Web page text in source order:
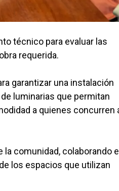
técnico para evaluar las
requerida.
garantizar una instalación
luminarias que permitan
a quienes concurren
comunidad, colaborando
los espacios que utilizan